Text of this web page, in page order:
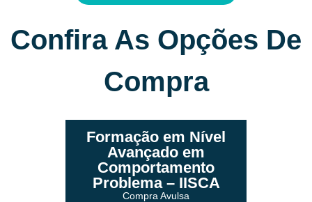
Confira As Opções De
Compra
Formação em Nível
Avançado em
Comportamento
Problema – IISCA
Compra Avulsa